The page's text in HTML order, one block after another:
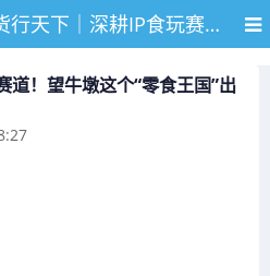
广货行天下｜深耕IP食玩赛道！望牛墩这个“零食王国”出圈
道！望牛墩这个“零食王国”出